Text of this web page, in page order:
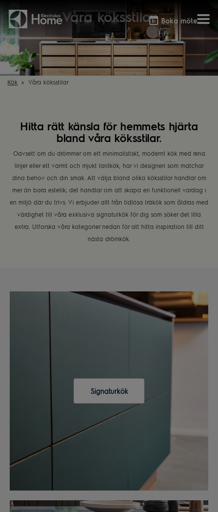
Boka möte
Våra kök
Inspiration
Förvaring
Välja garderobslösning
Vitvaror
Tvätt & Tork
Våra köksstilar
Kök Våra köksstilar
Hitta rätt känsla för hemmets hjärta
bland våra köksstilar.
Oavsett om du drömmer om ett minimalistiskt, modernt kök med rena
linjer eller ett varmt och mjukt lantkök, har vi designen som matchar
dina behov och din smak. Att välja bland olika köksstilar handlar om
mer än bara estetik; det handlar om att skapa en funktionell vardag i
en miljö där du trivs. Vi erbjuder allt från tidlösa träkök som åldras med
värdighet till våra exklusiva signaturkök för dig som söker det lilla
extra. Utforska våra kategorier nedan för att hitta inspiration till ditt
nästa drömkök.
Signaturkök